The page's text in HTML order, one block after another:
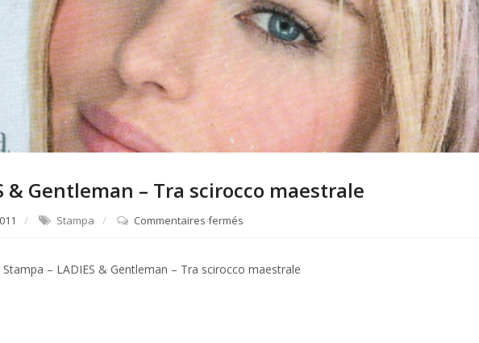
& Gentleman – Tra scirocco maestrale
Stampa Commentaires fermés
LADIES
– LADIES & Gentleman – Tra scirocco maestrale